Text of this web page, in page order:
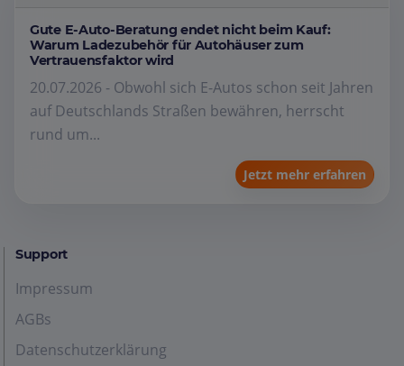
Gute E-Auto-Beratung endet nicht beim Kauf:
Warum Ladezubehör für Autohäuser zum
Vertrauensfaktor wird
20.07.2026 - Obwohl sich E-Autos schon seit Jahren
auf Deutschlands Straßen bewähren, herrscht
rund um...
Jetzt mehr erfahren
Support
Impressum
AGBs
Datenschutzerklärung